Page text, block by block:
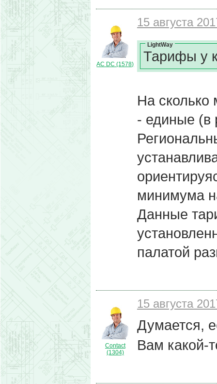
AC DC (1578)
15 августа
LightWay
Тарифы у
На сколько
- единые (в
минимума
Данные
палатой
Contact
(1304)
15 августа
Думается,
Вам какой-